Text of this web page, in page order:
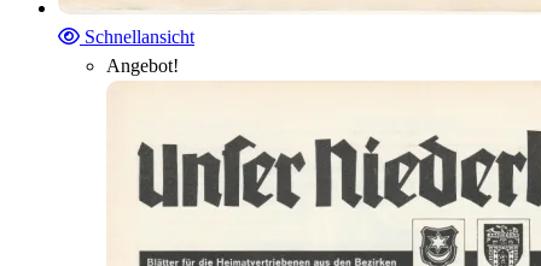
Schnellansicht
Angebot!